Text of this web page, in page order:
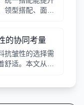
型搭配、面料
的协同考量
抗皱性的选择需
适。本文从领